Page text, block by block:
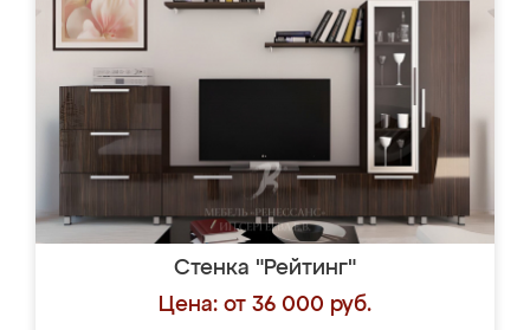
Стенка "Рейтинг"
Цена: от 36 000 руб.